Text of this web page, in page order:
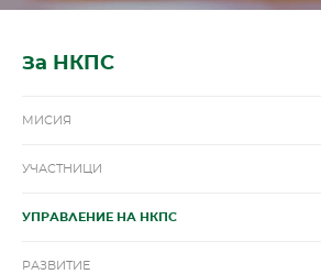
За НКПС
МИСИЯ
УЧАСТНИЦИ
УПРАВЛЕНИЕ НА НКПС
РАЗВИТИЕ